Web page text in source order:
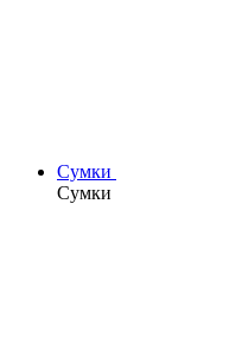
Сумки
Сумки